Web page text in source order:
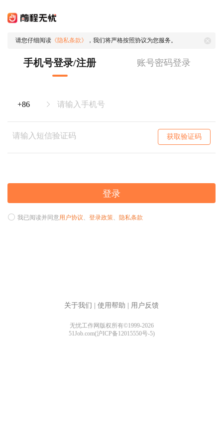
请您仔细阅读 《隐私条款》 ，我们将严格按照协议为您服务。
手机号登录/注册 账号密码登录
获取验证码
登录
我已阅读并同意用户协议、 登录政策、 隐私条款
关于我们 使用帮助 用户反馈
无忧工作网版权所有©1999-2026
51Job.com(沪ICP备12015550号-5)